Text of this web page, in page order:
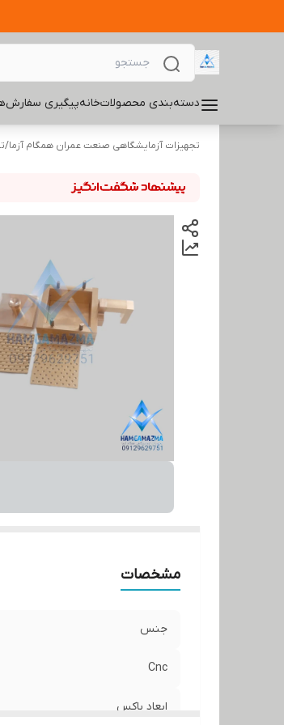
دسته‌بندی محصولاتخانهپیگیری سفارش
تجهیزات آزمایشگاهی صنعت عمران همگام آزما/
مشخصات
جنس
Cnc
ابعاد باکس